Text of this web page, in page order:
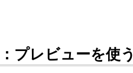
プレビューを使う